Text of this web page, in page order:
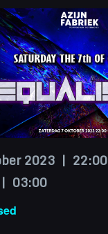
2023 | 22:00
03:00